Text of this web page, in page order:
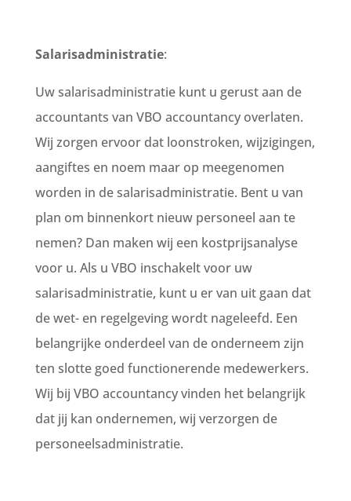
Salarisadministratie:
Uw salarisadministratie kunt u gerust aan de
accountants van VBO accountancy overlaten.
Wij zorgen ervoor dat loonstroken, wijzigingen,
aangiftes en noem maar op meegenomen
worden in de salarisadministratie. Bent u van
plan om binnenkort nieuw personeel aan te
nemen? Dan maken wij een kostprijsanalyse
voor u. Als u VBO inschakelt voor uw
salarisadministratie, kunt u er van uit gaan dat
de wet- en regelgeving wordt nageleefd. Een
belangrijke onderdeel van de onderneem zijn
ten slotte goed functionerende medewerkers.
Wij bij VBO accountancy vinden het belangrijk
dat jij kan ondernemen, wij verzorgen de
personeelsadministratie.